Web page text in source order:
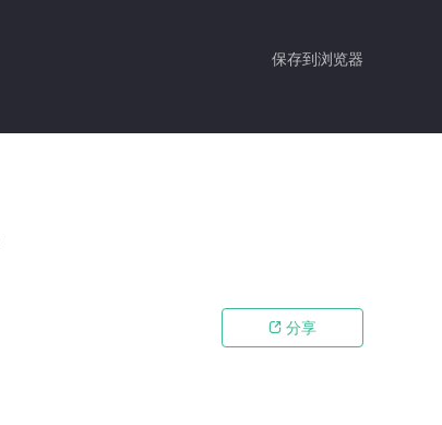
保存到浏览器
 分享